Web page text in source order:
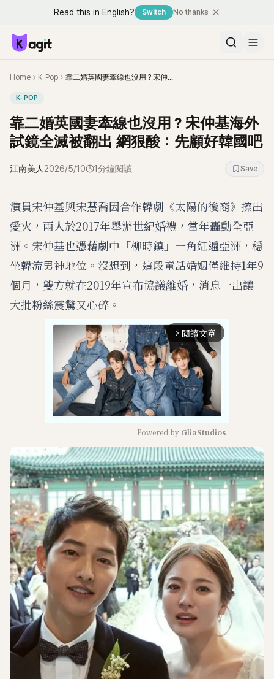
Read this in English? Switch No thanks
Home K-Pop 靠二婚英國妻牽線也沒用？宋仲基海外試鏡全滅被翻出 網狠酸：先顧好韓國吧
K-POP
靠二婚英國妻牽線也沒用？宋仲基海外
試鏡全滅被翻出 網狠酸：先顧好韓國吧
江南美人 2026/5/10 1分鐘閱讀 Save
演員宋仲基與宋慧喬因合作韓劇《太陽的後裔》擦出
愛火，兩人於2017年舉辦世紀婚禮，當年轟動全亞
洲。宋仲基也憑藉劇中「柳時鎮」一角紅遍亞洲，穩
坐韓流男神地位。沒想到，這段童話婚姻僅維持1年9
個月，雙方就在2019年宣布協議離婚，消息一出讓
大批粉絲震驚又心碎。
arrow_forward_ios 閱讀文章
M
u
t
Powered by GliaStudios